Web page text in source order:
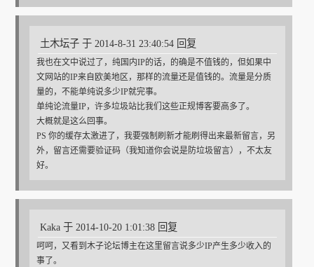
土木坛子 于 2014-8-31 23:40:54 回复
我也在文中说过了，纯国内IP的话，的确是不值钱的，但如果中
文网站的IP来自欧美地区，那样的流量还是值钱的。流量是分质
量的，不能单纯说多少IP就完事。
单纯论流量IP，许多垃圾站比我们这些正规博客要高多了。
大概就是这么回事。
PS 你的缓存太激进了，我要强制刷新才能刷得出来最新留言，另
外，留言还需要验证码（我知道你会说是防垃圾留言），不太友
好。
Kaka 于 2014-10-20 1:01:38 回复
呵呵，又看到木子论坛博主在这里留言说多少IP产生多少收入的
事了。